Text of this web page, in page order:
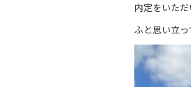
内定をいた
ふと思い立っ